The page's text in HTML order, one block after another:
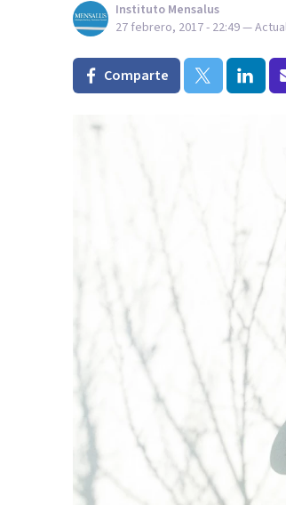
Instituto Mensalus
27 febrero, 2017 - 22:49—
Comparte